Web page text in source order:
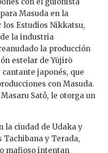
Masuda en la
Estudios Nikkatsu,
la industria
la producción
estelar de Yūjirō
cantante japonés, que
con Masuda.
Satô, le otorga un
la ciudad de Udaka y
Tachibana y Terada,
mafioso intentan